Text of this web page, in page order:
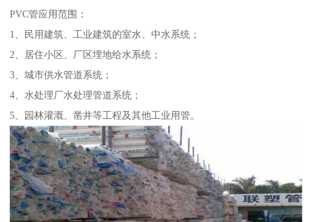
PVC管应用范围：
1、民用建筑、工业建筑的室水、中水系统；
2、居住小区、厂区埋地给水系统；
3、城市供水管道系统；
4、水处理厂水处理管道系统；
5、园林灌溉、凿井等工程及其他工业用管。